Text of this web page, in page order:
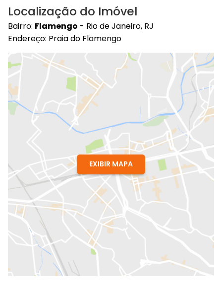
Localização do Imóvel
Bairro: Flamengo - Rio de Janeiro, RJ
Endereço: Praia do Flamengo
EXIBIR MAPA